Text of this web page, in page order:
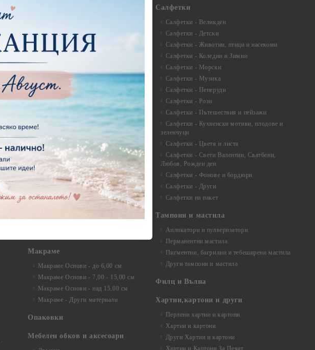
Квилинг ленти - 3мм - 35см.
Квилинг ленти - микс
Квилинг ленти - 8мм
Инструменти и пособия за
Комплекти за декорация
Лепила и лепящи средства
Лепила
Лепящи ленти
3D Повдигащи квадратчета и
Магнити
Макраме
Макраме Основи - до 6,00 см
Макраме Основи - 7,00 - 15,00 см
Макраме Основи - над 15,00 см
Макраме - Други материали
Опаковки
Мебелен обков и аксесоари
Салфетки
Салфетки - Великден
Салфетки - Детски
Салфетки - Животни, птици и насекоми
Салфетки - Коледни и Зимни
Салфетки - Морски
Салфетки - Музика
Салфетки - Пеперуди
Салфетки - Рози
Салфетки - Пътешествия и пейзажи
Салфетки - Кухненски мотиви, плодове и
зеленчуци
Салфетки - Цветя и листа
Салфетки - Свети Валентин, Сватбени,
Любов, Рожден ден
Салфетки - Фонове и бордюри
Салфетки - Други
Салфетки на пакет
Тампони и мастила
Апликатори и пулверизатори
Перманентни мастила
Пигментни, багрилни и тебеширени мастила
Други тампони и мастила
Филц и Вълна
Хартии,картони и други
Перлени хартии и картони
Хартии и картони
Други Хартии и картони
Хартии и Картони За Печат